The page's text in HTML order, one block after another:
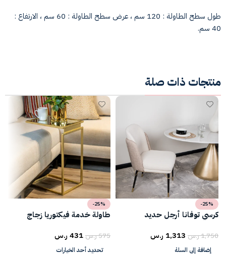
طول سطح الطاولة : 120 سم ، عرض سطح الطاولة : 60 سم ، الارتفاع :
40 سم.
منتجات ذات صلة
-25%
كرسي توفانا أرجل حديد
1,750ر.س 1,313 ر.س
إضافة إلى السلة
-25%
طاولة خدمة فيكتوريا زجاج
575ر.س431 ر.س
تحديد أحد الخيارات